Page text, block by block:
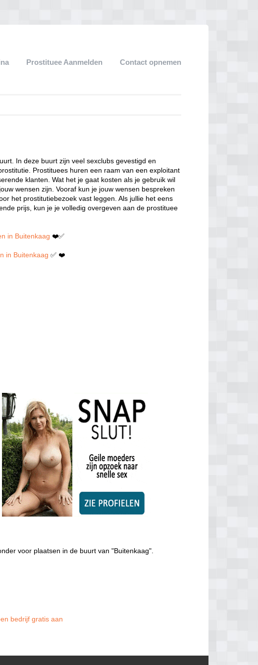
Prostituee Aanmelden Contact opnemen
In deze buurt zijn veel sexclubs gevestigd en
Prostituees huren een raam van een exploitant
klanten. Wat het je gaat kosten als je gebruik wil
wensen zijn. Vooraf kun je jouw wensen bespreken
het prostitutiebezoek vast leggen. Als jullie het eens
prijs, kun je je volledig overgeven aan de prostituee
in Buitenkaag ❤️✅
in Buitenkaag ✅ ❤️
voor plaatsen in de buurt van "Buitenkaag".
bedrijf gratis aan